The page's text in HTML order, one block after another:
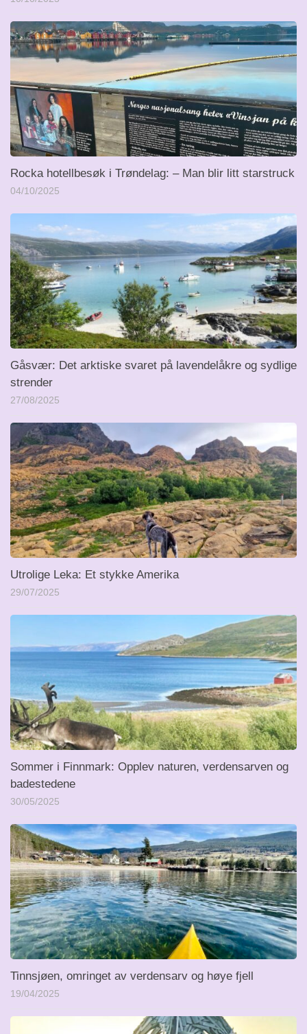
Rocka hotellbesøk i Trøndelag: – Man blir litt starstruck
04/10/2025
Gåsvær: Det arktiske svaret på lavendelåkre og sydlige
strender
27/08/2025
Utrolige Leka: Et stykke Amerika
29/07/2025
Sommer i Finnmark: Opplev naturen, verdensarven og
badestedene
30/05/2025
Tinnsjøen, omringet av verdensarv og høye fjell
19/04/2025